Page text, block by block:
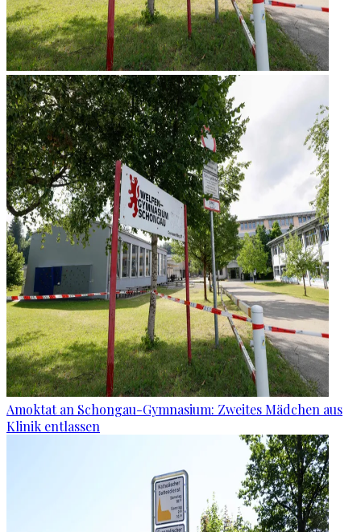
Amoktat an Schongau-Gymnasium: Zweites Mädchen aus
Klinik entlassen